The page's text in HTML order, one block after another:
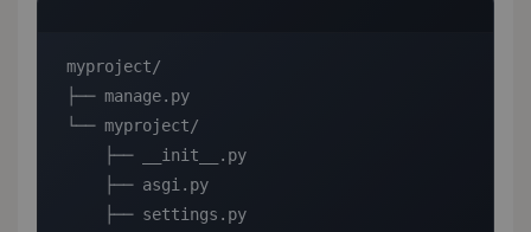
myproject/
├── manage.py
└── myproject/